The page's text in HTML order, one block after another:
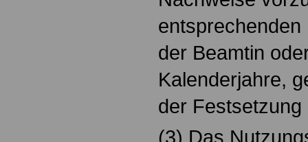
der Beamtin
Kalenderjahre,
der
(3) Das